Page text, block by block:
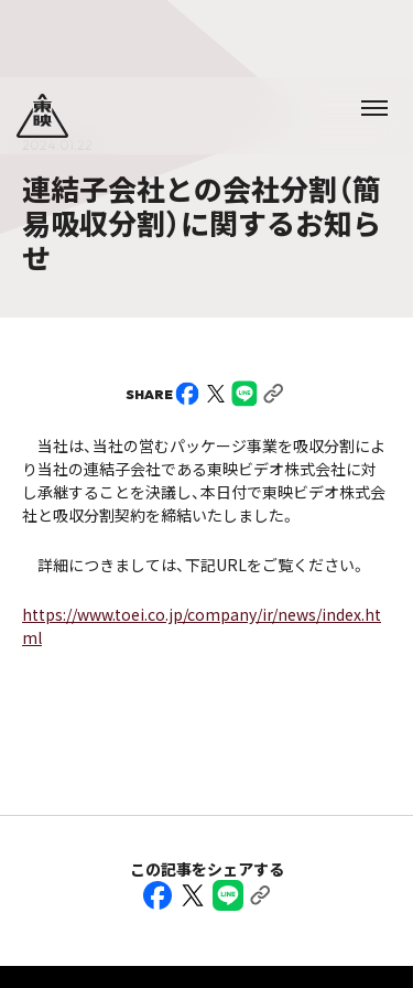
連結子会社との会社分割（簡
易吸収分割）に関するお知ら
せ
SHARE
当社は、当社の営むパッケージ事業を吸収分割によ
り当社の連結子会社である東映ビデオ株式会社に対
し承継することを決議し、本日付で東映ビデオ株式会
社と吸収分割契約を締結いたしました。
詳細につきましては、下記URLをご覧ください。
https://www.toei.co.jp/company/ir/news/index.ht
ml
この記事をシェアする